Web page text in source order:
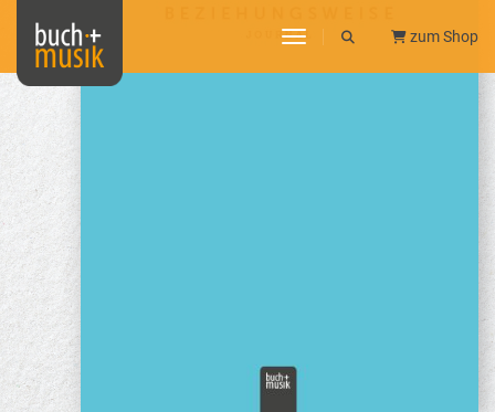
toggle navigation
zum Shop